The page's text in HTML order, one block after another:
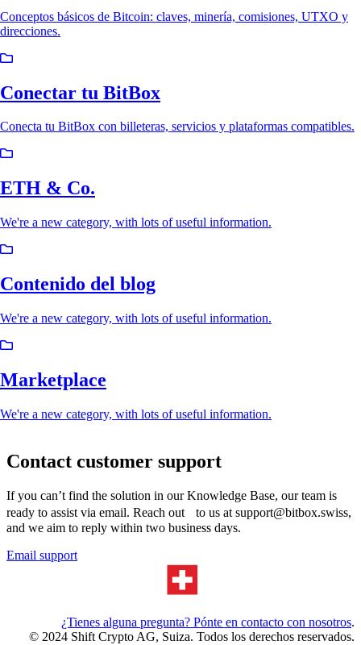
Conceptos básicos de Bitcoin: claves, minería, comisiones, UTXO y
direcciones.
Conectar tu BitBox
Conecta tu BitBox con billeteras, servicios y plataformas compatibles.
ETH & Co.
We're a new category, with lots of useful information.
Contenido del blog
We're a new category, with lots of useful information.
Marketplace
We're a new category, with lots of useful information.
Contact customer support
If you can’t find the solution in our Knowledge Base, our team is
ready to assist via email. Reach out to us at support@bitbox.swiss,
and we aim to reply within two business days.
Email support
¿Tienes alguna pregunta? Pónte en contacto con nosotros.
© 2024 Shift Crypto AG, Suiza. Todos los derechos reservados.